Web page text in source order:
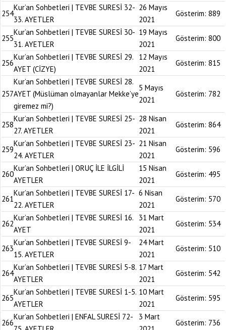
254
Kur’an Sohbetleri | TEVBE SURESİ 32-
33. AYETLER
26 Mayıs
2021
Gösterim: 889
255
Kur’an Sohbetleri | TEVBE SURESİ 30-
31. AYETLER
19 Mayıs
2021
Gösterim: 800
256
Kur’an Sohbetleri | TEVBE SURESİ 29.
AYET (CİZYE)
12 Mayıs
2021
Gösterim: 815
257
Kur’an Sohbetleri | TEVBE SURESİ 28.
AYET (Müslüman olmayanlar Mekke’ye
giremez mi?)
5 Mayıs
2021
Gösterim: 782
258
Kur’an Sohbetleri | TEVBE SURESİ 25-
27. AYETLER
28 Nisan
2021
Gösterim: 864
259
Kur’an Sohbetleri | TEVBE SURESİ 23-
24. AYETLER
21 Nisan
2021
Gösterim: 596
260
Kur’an Sohbetleri | ORUÇ İLE İLGİLİ
AYETLER
15 Nisan
2021
Gösterim: 495
261
Kur’an Sohbetleri | TEVBE SURESİ 17-
22. AYETLER
6 Nisan
2021
Gösterim: 570
262
Kur’an Sohbetleri | TEVBE SURESİ 16.
AYET
31 Mart
2021
Gösterim: 534
263
Kur’an Sohbetleri | TEVBE SURESİ 9-
15. AYETLER
24 Mart
2021
Gösterim: 510
264
Kur’an Sohbetleri | TEVBE SURESİ 5-8.
AYETLER
17 Mart
2021
Gösterim: 542
265
Kur’an Sohbetleri | TEVBE SURESİ 1-5.
AYETLER
10 Mart
2021
Gösterim: 595
266
Kur’an Sohbetleri | ENFAL SURESİ 72-
3 Mart
Gösterim: 736